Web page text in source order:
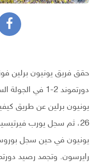
حقق فريق يونيون برلين
دورتموند 2-1 في
يونيون برلين عن طريق
يونيون في حين سجل